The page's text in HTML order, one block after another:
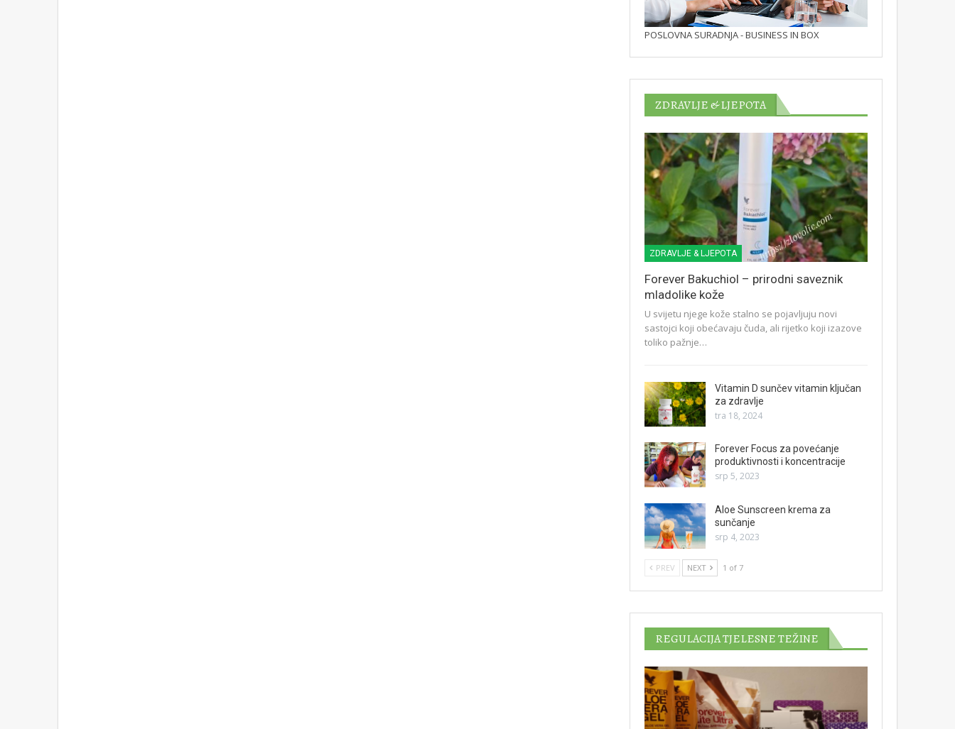
POSLOVNA SURADNJA - BUSINESS IN BOX
ZDRAVLJE & LJEPOTA
ZDRAVLJE & LJEPOTA
Forever Bakuchiol – prirodni saveznik
mladolike kože
U svijetu njege kože stalno se pojavljuju novi
sastojci koji obećavaju čuda, ali rijetko koji izazove
toliko pažnje…
Vitamin D sunčev vitamin ključan
za zdravlje
tra 18, 2024
Forever Focus za povećanje
produktivnosti i koncentracije
srp 5, 2023
Aloe Sunscreen krema za
sunčanje
srp 4, 2023
PREV NEXT 1 of 7
REGULACIJA TJELESNE TEŽINE